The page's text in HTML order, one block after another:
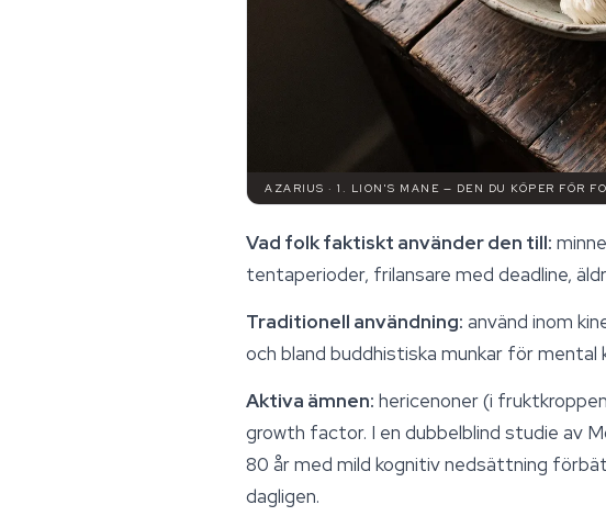
AZARIUS · 1. LION'S MANE — DEN DU KÖPER FÖR
Vad folk faktiskt använder den till:
tentaperioder, frilansare med deadline,
Traditionell användning: använd inom
och bland buddhistiska munkar för
Aktiva ämnen: hericenoner (i
growth factor. I en dubbelblind studie av
80 år med mild kognitiv nedsättning
dagligen.